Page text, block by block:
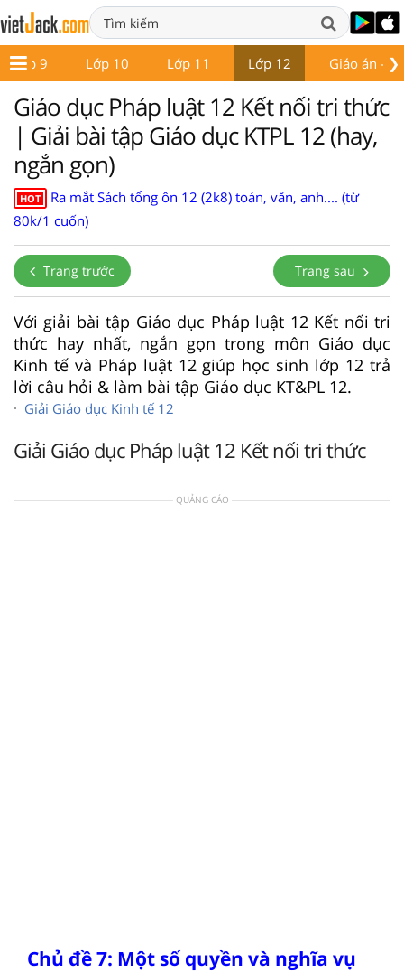
❯
Lớp 9 Lớp 10 Lớp 11 Lớp 12 Giáo án -
Giáo dục Pháp luật 12 Kết nối tri thức
| Giải bài tập Giáo dục KTPL 12 (hay,
ngắn gọn)
HOT
Ra mắt Sách tổng ôn 12 (2k8) toán, văn, anh.... (từ
80k/1 cuốn)
Trang trước Trang sau
Với giải bài tập Giáo dục Pháp luật 12 Kết nối tri
thức hay nhất, ngắn gọn trong môn Giáo dục
Kinh tế và Pháp luật 12 giúp học sinh lớp 12 trả
lời câu hỏi & làm bài tập Giáo dục KT&PL 12.
Giải Giáo dục Kinh tế 12
Giải Giáo dục Pháp luật 12 Kết nối tri thức
QUẢNG CÁO
Chủ đề 7: Một số quyền và nghĩa vụ